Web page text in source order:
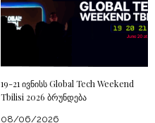
19-21 ივნისს Global Tech Weekend
Tbilisi 2026 ბრუნდება
08/06/2026